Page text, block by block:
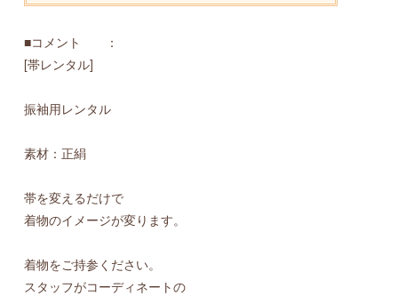
■コメント ：
[帯レンタル]
振袖用レンタル
素材：正絹
帯を変えるだけで
着物のイメージが変ります。
着物をご持参ください。
スタッフがコーディネートの